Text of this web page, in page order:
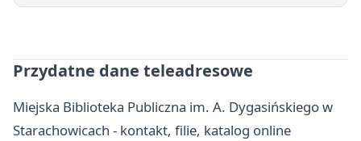
Przydatne dane teleadresowe
Miejska Biblioteka Publiczna im. A. Dygasińskiego w
Starachowicach - kontakt, filie, katalog online